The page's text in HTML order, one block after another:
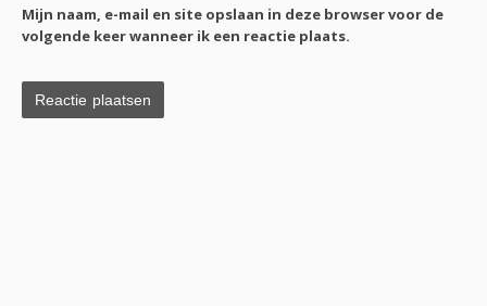
Mijn naam, e-mail en site opslaan in deze browser voor de
volgende keer wanneer ik een reactie plaats.